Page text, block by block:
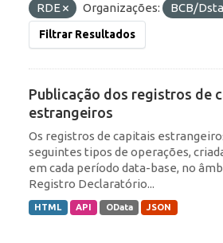
RDE
Organizações: BCB/
Filtrar Resultados
Publicação dos registros de
estrangeiros
Os registros de capitais
seguintes tipos de operações,
em cada período data-base, no
Registro Declaratório...
HTML API OData JSON